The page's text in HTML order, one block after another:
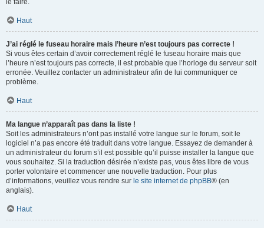
le faire.
Haut
J’ai réglé le fuseau horaire mais l’heure n’est toujours pas correcte !
Si vous êtes certain d’avoir correctement réglé le fuseau horaire mais que
l’heure n’est toujours pas correcte, il est probable que l’horloge du serveur soit
erronée. Veuillez contacter un administrateur afin de lui communiquer ce
problème.
Haut
Ma langue n’apparaît pas dans la liste !
Soit les administrateurs n’ont pas installé votre langue sur le forum, soit le
logiciel n’a pas encore été traduit dans votre langue. Essayez de demander à
un administrateur du forum s’il est possible qu’il puisse installer la langue que
vous souhaitez. Si la traduction désirée n’existe pas, vous êtes libre de vous
porter volontaire et commencer une nouvelle traduction. Pour plus
d’informations, veuillez vous rendre sur le site internet de phpBB® (en
anglais).
Haut